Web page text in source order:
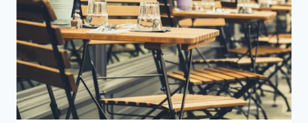
SAVOIR
SUR
LA
RÉVOLUTION
FOOD
!